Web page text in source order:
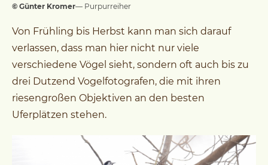
© Günter Kromer— Purpurreiher
Von Frühling bis Herbst kann man sich darauf
verlassen, dass man hier nicht nur viele
verschiedene Vögel sieht, sondern oft auch bis zu
drei Dutzend Vogelfotografen, die mit ihren
riesengroßen Objektiven an den besten
Uferplätzen stehen.